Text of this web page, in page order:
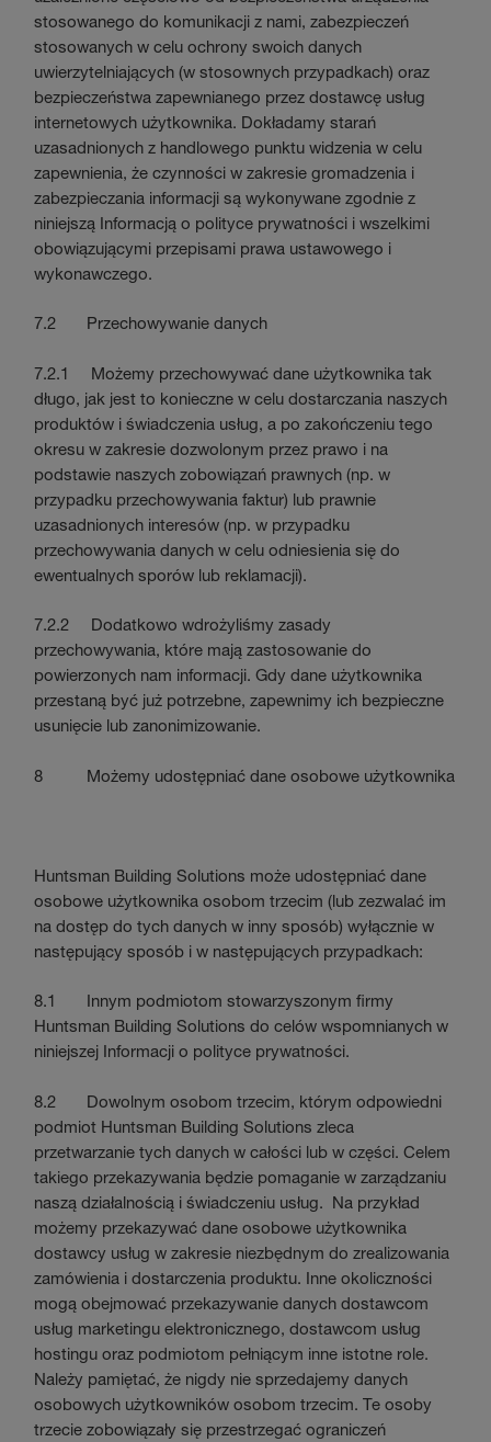
stosowanego do komunikacji z nami, zabezpieczeń
stosowanych w celu ochrony swoich danych
uwierzytelniających (w stosownych przypadkach) oraz
bezpieczeństwa zapewnianego przez dostawcę usług
internetowych użytkownika. Dokładamy starań
uzasadnionych z handlowego punktu widzenia w celu
zapewnienia, że czynności w zakresie gromadzenia i
zabezpieczania informacji są wykonywane zgodnie z
niniejszą Informacją o polityce prywatności i wszelkimi
obowiązującymi przepisami prawa ustawowego i
wykonawczego.
7.2 Przechowywanie danych
7.2.1 Możemy przechowywać dane użytkownika tak
długo, jak jest to konieczne w celu dostarczania naszych
produktów i świadczenia usług, a po zakończeniu tego
okresu w zakresie dozwolonym przez prawo i na
podstawie naszych zobowiązań prawnych (np. w
przypadku przechowywania faktur) lub prawnie
uzasadnionych interesów (np. w przypadku
przechowywania danych w celu odniesienia się do
ewentualnych sporów lub reklamacji).
7.2.2 Dodatkowo wdrożyliśmy zasady
przechowywania, które mają zastosowanie do
powierzonych nam informacji. Gdy dane użytkownika
przestaną być już potrzebne, zapewnimy ich bezpieczne
usunięcie lub zanonimizowanie.
8 Możemy udostępniać dane osobowe użytkownika
Huntsman Building Solutions może udostępniać dane
osobowe użytkownika osobom trzecim (lub zezwalać im
na dostęp do tych danych w inny sposób) wyłącznie w
następujący sposób i w następujących przypadkach:
8.1 Innym podmiotom stowarzyszonym firmy
Huntsman Building Solutions do celów wspomnianych w
niniejszej Informacji o polityce prywatności.
8.2 Dowolnym osobom trzecim, którym odpowiedni
podmiot Huntsman Building Solutions zleca
przetwarzanie tych danych w całości lub w części. Celem
takiego przekazywania będzie pomaganie w zarządzaniu
naszą działalnością i świadczeniu usług. Na przykład
możemy przekazywać dane osobowe użytkownika
dostawcy usług w zakresie niezbędnym do zrealizowania
zamówienia i dostarczenia produktu. Inne okoliczności
mogą obejmować przekazywanie danych dostawcom
usług marketingu elektronicznego, dostawcom usług
hostingu oraz podmiotom pełniącym inne istotne role.
Należy pamiętać, że nigdy nie sprzedajemy danych
osobowych użytkowników osobom trzecim. Te osoby
trzecie zobowiązały się przestrzegać ograniczeń